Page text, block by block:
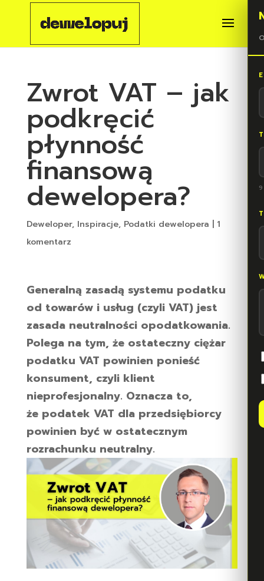
Zwrot VAT – jak
podkręcić
płynność
finansową
dewelopera?
Deweloper, Inspiracje, Podatki dewelopera
1
komentarz
Generalną zasadą systemu podatku
od towarów i usług (czyli VAT) jest
zasada neutralności opodatkowania.
Polega na tym, że ostateczny ciężar
podatku VAT powinien ponieść
konsument, czyli klient
nieprofesjonalny. Oznacza to,
że podatek VAT dla przedsiębiorcy
powinien być w ostatecznym
rozrachunku neutralny.